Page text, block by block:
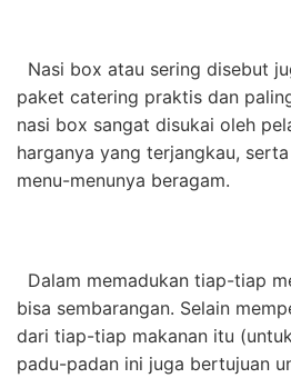
Nasi box atau sering disebut
paket catering praktis dan
nasi box sangat disukai oleh
harganya yang terjangkau,
menu-menunya beragam.
Dalam memadukan tiap-tiap
bisa sembarangan. Selain
dari tiap-tiap makanan itu
padu-padan ini juga bertujuan